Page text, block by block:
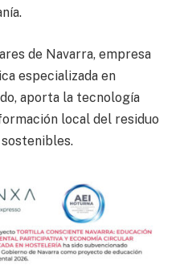
de Navarra, empresa
especializada en
aporta la tecnología
local del residuo